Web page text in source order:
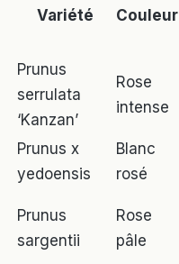
Variété Couleur
Prunus
serrulata
‘Kanzan’
Rose
intense
Prunus x
yedoensis
Blanc
rosé
Prunus
sargentii
Rose
pâle